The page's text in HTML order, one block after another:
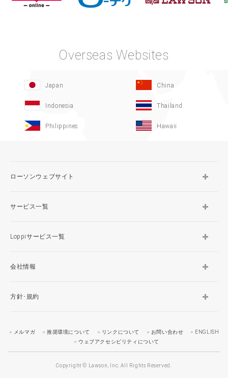
Overseas Websites
Japan China
Indonesia Thailand
Philippines Hawaii
ローソンウェブサイト
サービス一覧
Loppiサービス一覧
会社情報
方針･規約
メルマガ 推奨環境について リンクについて お問い合わせ
ENGLISH
ウェブアクセシビリティについて
Copyright © Lawson, Inc. All Rights Reserved.